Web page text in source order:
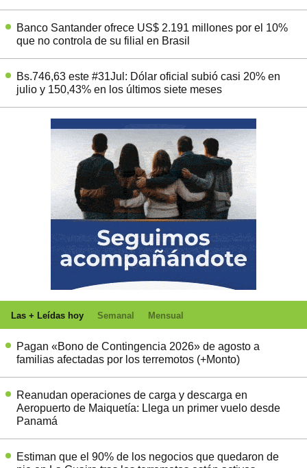
Banco Santander ofrece US$ 2.191 millones por el 10%
que no controla de su filial en Brasil
Bs.746,63 este #31Jul: Dólar oficial subió casi 20% en
julio y 150,43% en los últimos siete meses
Las + Leídas hoy Semanal Mensual
Pagan «Bono de Contingencia 2026» de agosto a
familias afectadas por los terremotos (+Monto)
Reanudan operaciones de carga y descarga en
Aeropuerto de Maiquetía: Llega un primer vuelo desde
Panamá
Estiman que el 90% de los negocios que quedaron de